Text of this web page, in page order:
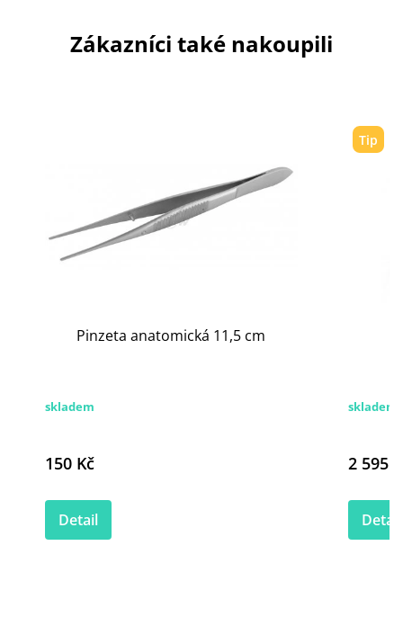
Zákazníci také nakoupili
Pinzeta anatomická 11,5 cm
skladem
150 Kč
Detail
Tip
skladem
2 595
Detail